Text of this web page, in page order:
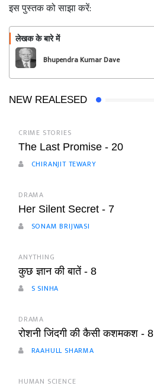
इस पुस्तक को साझा करें:
लेखक के बारे में
Bhupendra Kumar Dave
NEW REALESED
CRIME STORIES
The Last Promise - 20
CHIRANJIT TEWARY
DRAMA
Her Silent Secret - 7
SONAM BRIJWASI
ANYTHING
कुछ ज्ञान की बातें - 8
S SINHA
DRAMA
रोशनी जिंदगी की कैसी कशमकश - 8
RAAHULL SHARMA
HUMAN SCIENCE